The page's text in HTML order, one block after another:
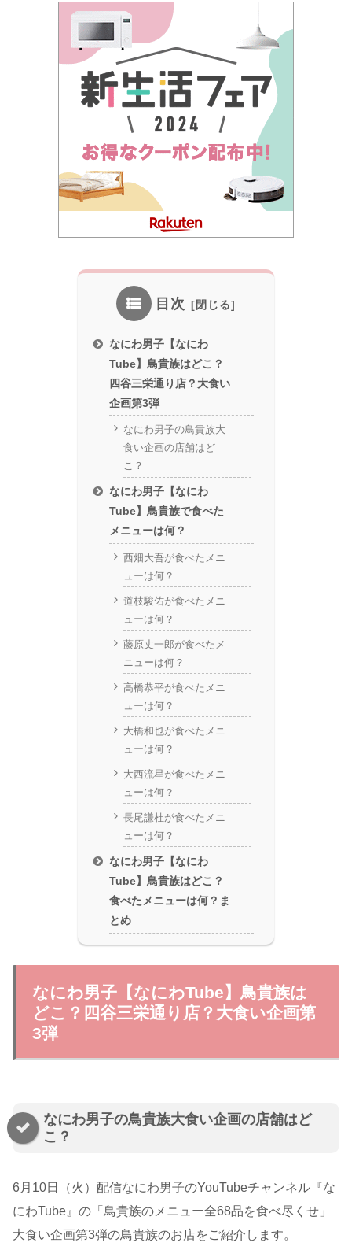
目次
なにわ男子【なにわ
Tube】鳥貴族はどこ？
四谷三栄通り店？大食い
企画第3弾
なにわ男子の鳥貴族大
食い企画の店舗はど
こ？
なにわ男子【なにわ
Tube】鳥貴族で食べた
メニューは何？
西畑大吾が食べたメニ
ューは何？
道枝駿佑が食べたメニ
ューは何？
藤原丈一郎が食べたメ
ニューは何？
高橋恭平が食べたメニ
ューは何？
大橋和也が食べたメニ
ューは何？
大西流星が食べたメニ
ューは何？
長尾謙杜が食べたメニ
ューは何？
なにわ男子【なにわ
Tube】鳥貴族はどこ？
食べたメニューは何？ま
とめ
なにわ男子【なにわTube】鳥貴族は
どこ？四谷三栄通り店？大食い企画第
3弾
なにわ男子の鳥貴族大食い企画の店舗はど
こ？
6月10日（火）配信なにわ男子のYouTubeチャンネル『な
にわTube』の「鳥貴族のメニュー全68品を食べ尽くせ」
大食い企画第3弾の鳥貴族のお店をご紹介します。